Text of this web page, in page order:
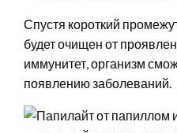
Спустя короткий
будет очищен от
иммунитет, организм
появлению заболеваний.